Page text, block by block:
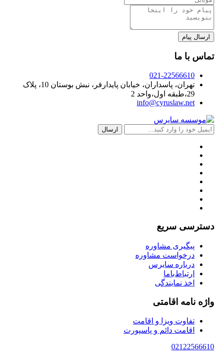
تماس با ما
021-22566610
تهران، پاسداران، خیابان پایدارفر، نبش بوستان 10، پلاک
29،طبقه اول،واحد 2
info@cyruslaw.net
دسترسی سریع
پیگیری مشاوره
درخواست مشاوره
درباره سایرس
ارتباط‌با‌ما
اخذ نمایندگی
واژه نامه اقامتی
تفاوت ویزا و اقامت
اقامت دائم و پاسپورت
02122566610